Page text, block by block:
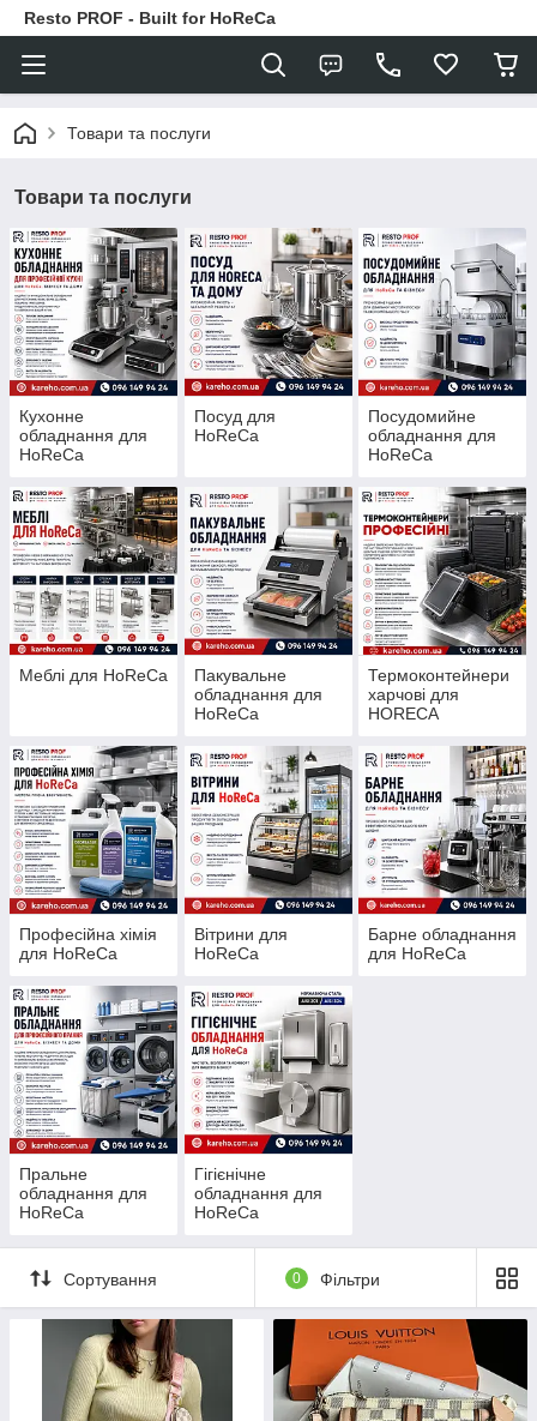
Resto PROF - Built for HoReCa
Товари та послуги
Товари та послуги
Кухонне
обладнання для
HoReCa
Посуд для
HoReCa
Посудомийне
обладнання для
HoReCa
Меблі для HoReCa
Пакувальне
обладнання для
HoReCa
Термоконтейнери
харчові для
HORECA
Професійна хімія
для HoReCa
Вітрини для
HoReCa
Барне обладнання
для HoReCa
Пральне
обладнання для
HoReCa
Гігієнічне
обладнання для
HoReCa
Сортування 0 Фільтри